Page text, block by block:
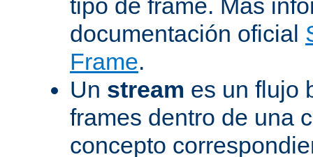
tipo de frame. Más
documentación oficial
Frame.
Un stream es un flujo
frames dentro de una
concepto